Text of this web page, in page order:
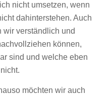
nicht umsetzen, wenn
dahinterstehen. Auch
wir verständlich und
können,
sind und welche eben
möchten wir auch